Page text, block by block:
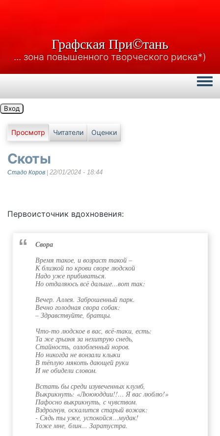
Графская При©тань
... зона повышенного творческого риска*)
Вход
Главные вкладки
Просмотр Читатели Оценки
Скоты
Стадо Коров 22/01/2024 - 18:44
Первоисточник вдохновения:
Свора
Время такое, и возраст такой –
К близкой по крови своре людской
Надо уже прибиваться.
Но отдаляюсь всё дальше…вот так:
Вечер. Аллея. Заброшенный парк.
Вечно голодная свора собак:
– Здравствуйте, братцы.
Что-то людское в вас, всё-таки, есть:
Та же грызня за нехитрую снедь,
Стайность, озлобленный норов.
Но никогда не вонзали клыки
В тёплую мякоть дающей руки
И не обидели словом.
Встать бы среди изувеченных клумб,
Выкрикнуть: «Люююддии!!… Я вас люблю!»
Пафосно выкрикнуть, с чувством.
Вздрогнув, оскалится старый вожак:
- Сядь ты уже, успокойся…мудак!
Тоже мне, блин... Заратустра.